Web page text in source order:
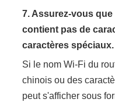
7. Assurez-vous que
contient pas de
caractères spéciaux.
Si le nom Wi-Fi du
chinois ou des
peut s'afficher sous